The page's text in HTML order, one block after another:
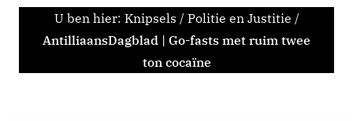
U ben hier: Knipsels / Politie en Justitie /
AntilliaansDagblad | Go-fasts met ruim twee
ton cocaïne